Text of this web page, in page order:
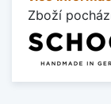
Zboží